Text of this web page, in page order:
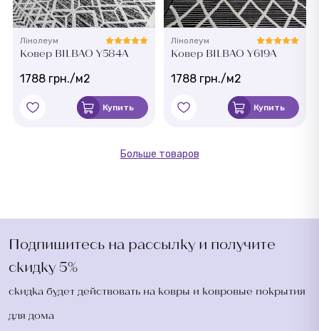
Лінолеум
Ковер BILBAO Y584A
1788 грн./м2
Купить
Лінолеум
Ковер BILBAO Y619A
1788 грн./м2
Купить
Больше товаров
Подпишитесь на рассылку и получите
скидку 5%
скидка будет действовать на ковры и ковровые покрытия
для дома